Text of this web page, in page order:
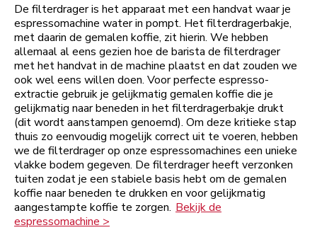
De filterdrager is het apparaat met een handvat waar je
espressomachine water in pompt. Het filterdragerbakje,
met daarin de gemalen koffie, zit hierin. We hebben
allemaal al eens gezien hoe de barista de filterdrager
met het handvat in de machine plaatst en dat zouden we
ook wel eens willen doen. Voor perfecte espresso-
extractie gebruik je gelijkmatig gemalen koffie die je
gelijkmatig naar beneden in het filterdragerbakje drukt
(dit wordt aanstampen genoemd). Om deze kritieke stap
thuis zo eenvoudig mogelijk correct uit te voeren, hebben
we de filterdrager op onze espressomachines een unieke
vlakke bodem gegeven. De filterdrager heeft verzonken
tuiten zodat je een stabiele basis hebt om de gemalen
koffie naar beneden te drukken en voor gelijkmatig
aangestampte koffie te zorgen. Bekijk de
espressomachine >